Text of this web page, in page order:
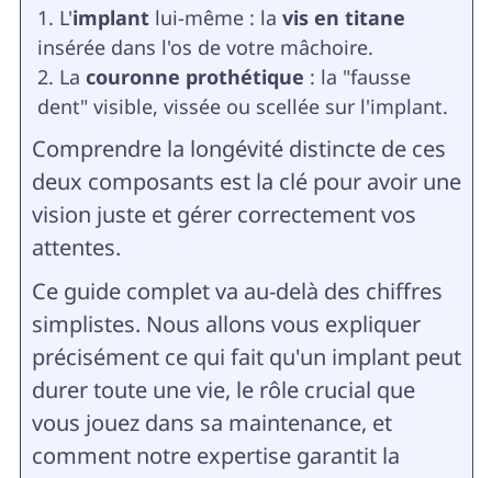
L'implantlui-même : la vis en titane
insérée dans l'os de votre mâchoire.
La couronne prothétique : la "fausse
dent" visible, vissée ou scellée sur l'implant.
Comprendre la longévité distincte de ces
deux composants est la clé pour avoir une
vision juste et gérer correctement vos
attentes.
Ce guide complet va au-delà des chiffres
simplistes. Nous allons vous expliquer
précisément ce qui fait qu'un implant peut
durer toute une vie, le rôle crucial que
vous jouez dans sa maintenance, et
comment notre expertise garantit la